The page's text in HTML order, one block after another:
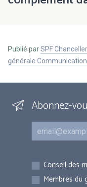
Publié parSPF
générale
Abonnez-
Courriel
Inscriptions
Conseil des
Membres du